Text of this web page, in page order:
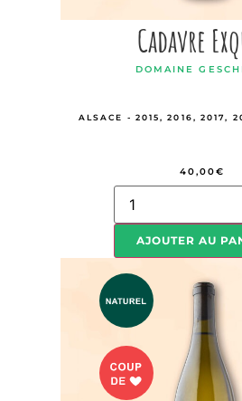
Cadavre
DOMAINE
ALSACE - 2015, 2016, 2017,
40,00€
AJOUTER AU